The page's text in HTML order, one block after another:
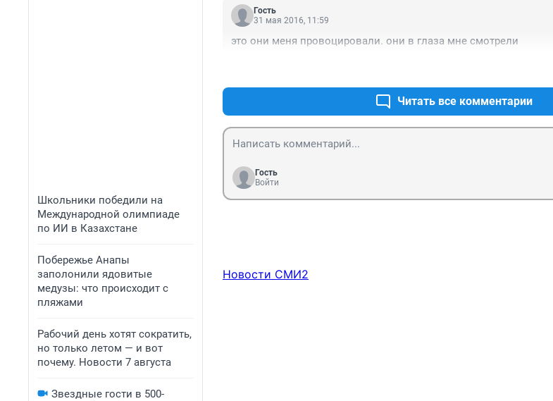
Школьники победили на
Международной олимпиаде
по ИИ в Казахстане
Побережье Анапы
заполонили ядовитые
медузы: что происходит с
пляжами
Рабочий день хотят сократить,
но только летом — и вот
почему. Новости 7 августа
Звездные гости в 500-
Гость
31 мая 2016, 11:59
это они меня провоцировали. они в глаза мне смотрели
Читать все комментарии
Гость
Войти
Новости СМИ2